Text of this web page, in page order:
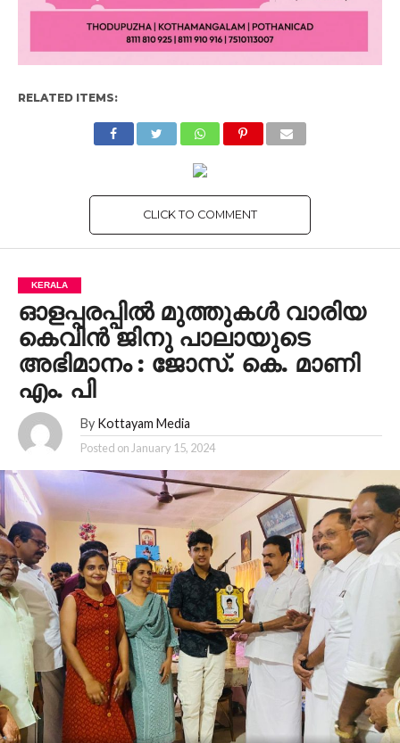
RELATED ITEMS:
CLICK TO COMMENT
KERALA
ഓളപ്പരപ്പിൽ മുത്തുകൾ വാരിയ
കെവിൻ ജിനു പാലായുടെ
അഭിമാനം : ജോസ്. കെ. മാണി
എം. പി
By Kottayam Media
Posted on January 15, 2024